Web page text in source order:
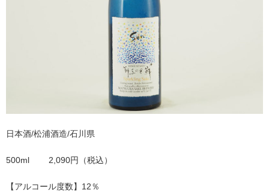
日本酒/松浦酒造/石川県
500ml 2,090円（税込）
【アルコール度数】12％